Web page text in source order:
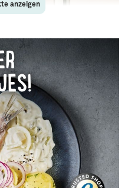
28612
Natives Bio-Olivenöl extra
· Jordan
anzeigen